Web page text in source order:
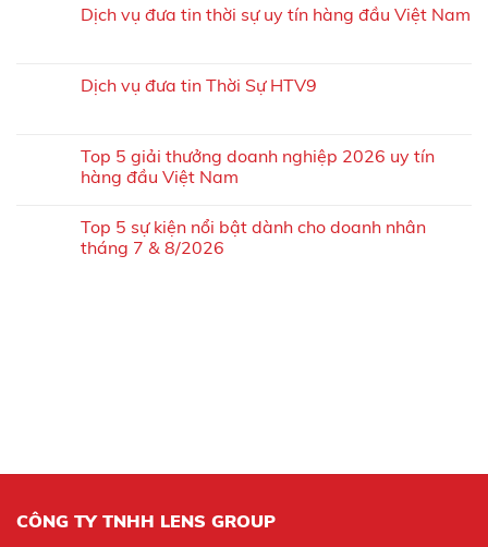
Dịch vụ đưa tin thời sự uy tín hàng đầu Việt Nam
Dịch vụ đưa tin Thời Sự HTV9
Top 5 giải thưởng doanh nghiệp 2026 uy tín
hàng đầu Việt Nam
Top 5 sự kiện nổi bật dành cho doanh nhân
tháng 7 & 8/2026
CÔNG TY TNHH LENS GROUP